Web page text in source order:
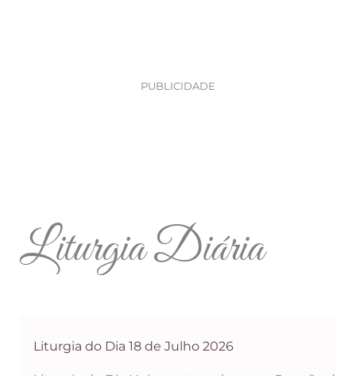
PUBLICIDADE
Liturgia Diária
Liturgia do Dia 18 de Julho 2026